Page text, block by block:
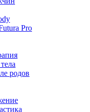
Pro
родов